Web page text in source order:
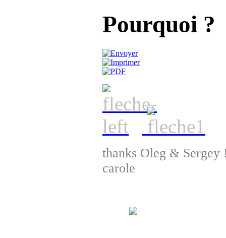
Pourquoi ?
thanks Oleg & Sergey
carole